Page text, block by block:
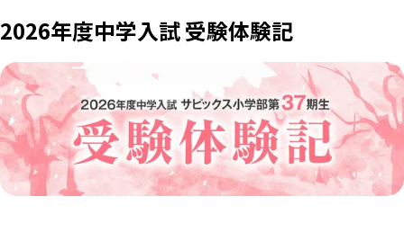
2026年度中学入試 受験体験記